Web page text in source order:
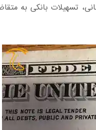
تسهیلات بانکی به